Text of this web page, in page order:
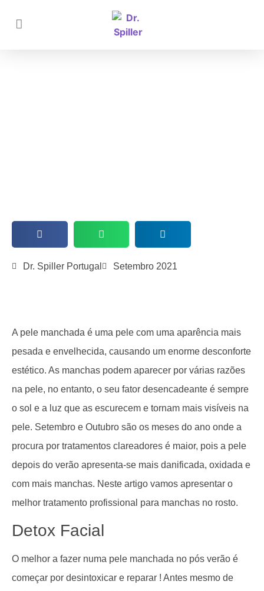
Dr. Spiller Portugal Setembro 2021
A pele manchada é uma pele com uma aparência mais
pesada e envelhecida, causando um enorme desconforte
estético. As manchas podem aparecer por várias razões
na pele, no entanto, o seu fator desencadeante é sempre
o sol e a luz que as escurecem e tornam mais visíveis na
pele. Setembro e Outubro são os meses do ano onde a
procura por tratamentos clareadores é maior, pois a pele
depois do verão apresenta-se mais danificada, oxidada e
com mais manchas. Neste artigo vamos apresentar o
melhor tratamento profissional para manchas no rosto.
Detox Facial
O melhor a fazer numa pele manchada no pós verão é
começar por desintoxicar e reparar ! Antes mesmo de